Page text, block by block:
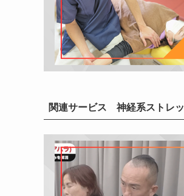
関連サービス 神経系ストレ